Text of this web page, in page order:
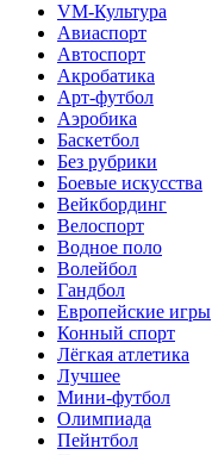
VM-Культура
Авиаспорт
Автоспорт
Акробатика
Арт-футбол
Аэробика
Баскетбол
Без рубрики
Боевые искусства
Вейкбординг
Велоспорт
Водное поло
Волейбол
Гандбол
Европейские игры
Конный спорт
Лёгкая атлетика
Лучшее
Мини-футбол
Олимпиада
Пейнтбол